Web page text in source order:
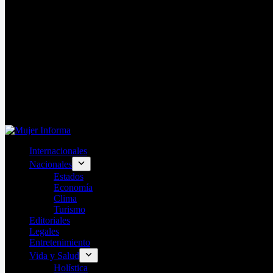
Internacionales
Nacionales
Estados
Economía
Clima
Turismo
Editoriales
Legales
Entretenimiento
Vida y Salud
Holística